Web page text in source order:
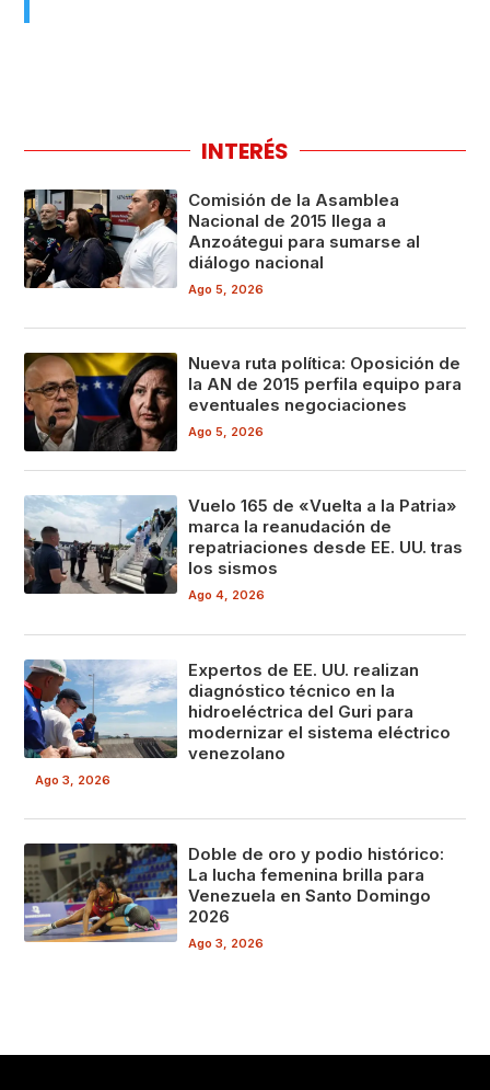
INTERÉS
Comisión de la Asamblea
Nacional de 2015 llega a
Anzoátegui para sumarse al
diálogo nacional
Ago 5, 2026
Nueva ruta política: Oposición de
la AN de 2015 perfila equipo para
eventuales negociaciones
Ago 5, 2026
Vuelo 165 de «Vuelta a la Patria»
marca la reanudación de
repatriaciones desde EE. UU. tras
los sismos
Ago 4, 2026
Expertos de EE. UU. realizan
diagnóstico técnico en la
hidroeléctrica del Guri para
modernizar el sistema eléctrico
venezolano
Ago 3, 2026
Doble de oro y podio histórico:
La lucha femenina brilla para
Venezuela en Santo Domingo
2026
Ago 3, 2026